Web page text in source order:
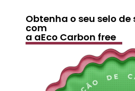
Obtenha o seu selo
com
a aEco Carbon free